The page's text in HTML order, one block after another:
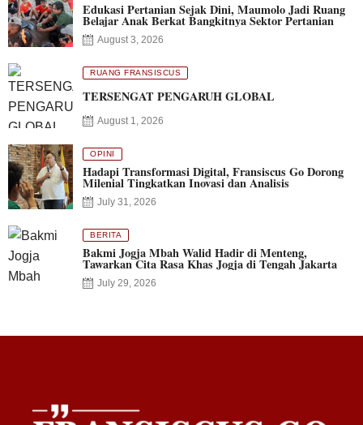
Edukasi Pertanian Sejak Dini, Maumolo Jadi Ruang
Belajar Anak Berkat Bangkitnya Sektor Pertanian
August 3, 2026
RUANG FRANSISCUS
TERSENGAT PENGARUH GLOBAL
August 1, 2026
OPINI
Hadapi Transformasi Digital, Fransiscus Go Dorong
Milenial Tingkatkan Inovasi dan Analisis
July 31, 2026
BERITA
Bakmi Jogja Mbah Walid Hadir di Menteng,
Tawarkan Cita Rasa Khas Jogja di Tengah Jakarta
July 29, 2026